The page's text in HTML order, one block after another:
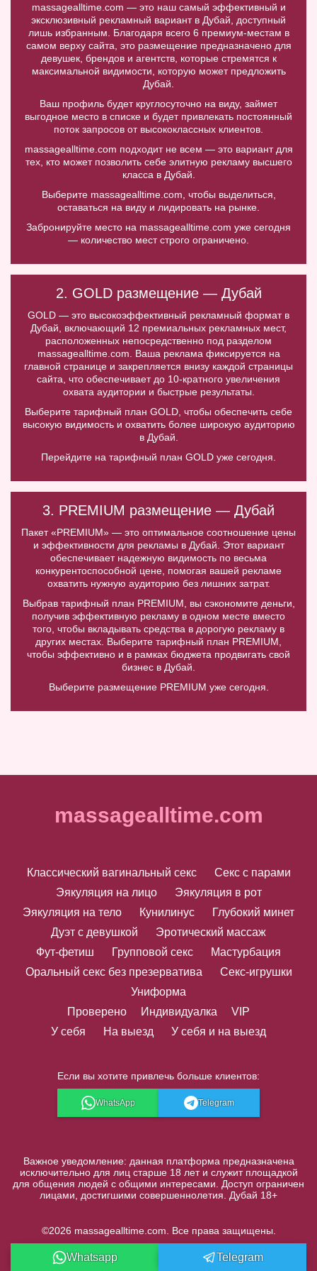
massagealltime.com — это наш самый эффективный и
эксклюзивный рекламный вариант в Дубай, доступный
лишь избранным. Благодаря всего 6 премиум-местам в
самом верху сайта, это размещение предназначено для
девушек, брендов и агентств, которые стремятся к
максимальной видимости, которую может предложить
Дубай.
Ваш профиль будет круглосуточно на виду, займет
выгодное место в списке и будет привлекать постоянный
поток запросов от высококлассных клиентов.
massagealltime.com подходит не всем — это вариант для
тех, кто может позволить себе элитную рекламу высшего
класса в Дубай.
Выберите massagealltime.com, чтобы выделиться,
оставаться на виду и лидировать на рынке.
Забронируйте место на massagealltime.com уже сегодня
— количество мест строго ограничено.
2. GOLD размещение — Дубай
GOLD — это высокоэффективный рекламный формат в
Дубай, включающий 12 премиальных рекламных мест,
расположенных непосредственно под разделом
massagealltime.com. Ваша реклама фиксируется на
главной странице и закрепляется внизу каждой страницы
сайта, что обеспечивает до 10-кратного увеличения
охвата аудитории и быстрые результаты.
Выберите тарифный план GOLD, чтобы обеспечить себе
высокую видимость и охватить более широкую аудиторию
в Дубай.
Перейдите на тарифный план GOLD уже сегодня.
3. PREMIUM размещение — Дубай
Пакет «PREMIUM» — это оптимальное соотношение цены
и эффективности для рекламы в Дубай. Этот вариант
обеспечивает надежную видимость по весьма
конкурентоспособной цене, помогая вашей рекламе
охватить нужную аудиторию без лишних затрат.
Выбрав тарифный план PREMIUM, вы сэкономите деньги,
получив эффективную рекламу в одном месте вместо
того, чтобы вкладывать средства в дорогую рекламу в
других местах. Выберите тарифный план PREMIUM,
чтобы эффективно и в рамках бюджета продвигать свой
бизнес в Дубай.
Выберите размещение PREMIUM уже сегодня.
massagealltime.com
Классический вагинальный секс
Секс с парами
Эякуляция на лицо
Эякуляция в рот
Эякуляция на тело
Кунилинус
Глубокий минет
Дуэт с девушкой
Эротический массаж
Фут-фетиш
Групповой секс
Мастурбация
Оральный секс без презерватива
Секс-игрушки
Униформа
Проверено
Индивидуалка
VIP
У себя
На выезд У себя и на выезд
Если вы хотите привлечь больше клиентов:
WhatsApp Telegram
Важное уведомление: данная платформа предназначена
исключительно для лиц старше 18 лет и служит площадкой
для общения людей с общими интересами. Доступ ограничен
лицами, достигшими совершеннолетия. Дубай 18+
©2026 massagealltime.com. Все права защищены.
Whatsapp Telegram